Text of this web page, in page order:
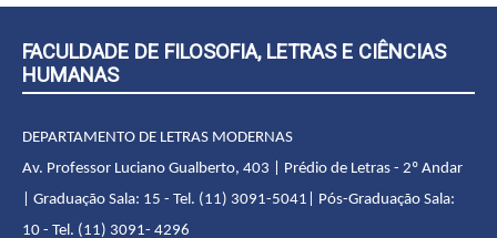
FACULDADE DE FILOSOFIA, LETRAS E CIÊNCIAS
HUMANAS
DEPARTAMENTO DE LETRAS MODERNAS
Av. Professor Luciano Gualberto, 403 | Prédio de Letras - 2º Andar
| Graduação Sala: 15 - Tel. (11) 3091-5041| Pós-Graduação Sala:
10 - Tel. (11) 3091- 4296